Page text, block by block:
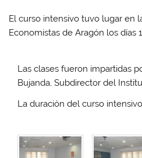
El curso intensivo tuvo lugar en
Economistas de Aragón los días
Las clases fueron impartidas
Bujanda, Subdirector del
La duración del curso